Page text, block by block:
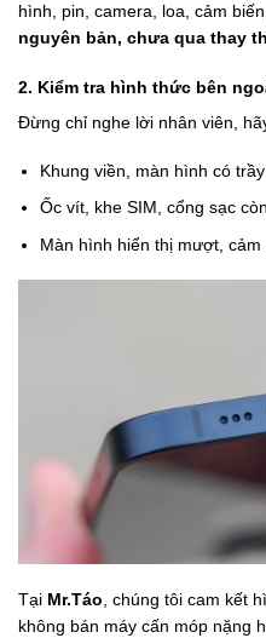
hình, pin, camera, loa, cảm
nguyên bản, chưa qua thay
2. Kiểm tra hình thức bên
Đừng chỉ nghe lời nhân viên,
Khung viền, màn hình có
Ốc vít, khe SIM, cổng sạc
Màn hình hiển thị mượt, cảm
Tại Mr.Táo , chúng tôi cam kết
không bán máy cấn móp nặng